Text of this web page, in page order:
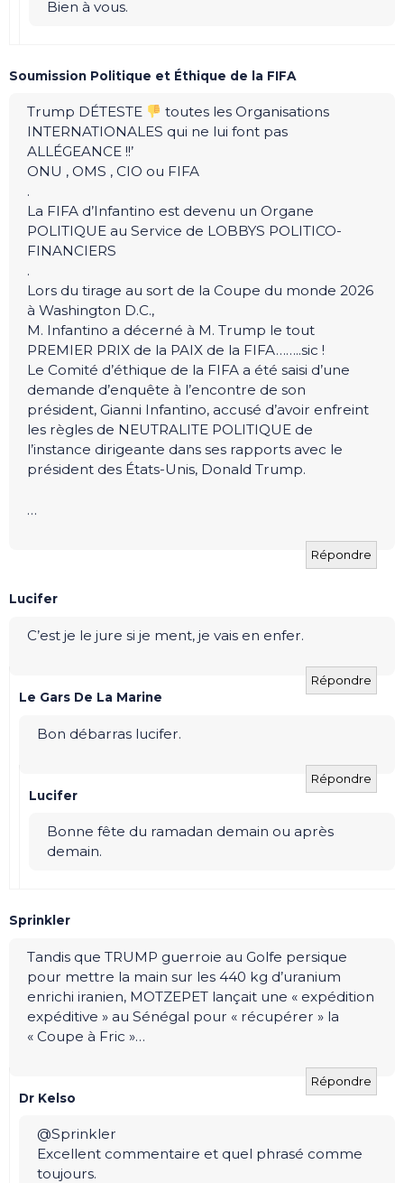
Bien à vous.
Soumission Politique et Éthique de la FIFA
Trump DÉTESTE
toutes les Organisations
INTERNATIONALES qui ne lui font pas
ALLÉGEANCE !!’
ONU , OMS , CIO ou FIFA
.
La FIFA d’Infantino est devenu un Organe
POLITIQUE au Service de LOBBYS POLITICO-
FINANCIERS
.
Lors du tirage au sort de la Coupe du monde 2026
à Washington D.C.,
M. Infantino a décerné à M. Trump le tout
PREMIER PRIX de la PAIX de la FIFA……..sic !
Le Comité d’éthique de la FIFA a été saisi d’une
demande d’enquête à l’encontre de son
président, Gianni Infantino, accusé d’avoir enfreint
les règles de NEUTRALITE POLITIQUE de
l’instance dirigeante dans ses rapports avec le
président des États-Unis, Donald Trump.
…
Répondre
Lucifer
C’est je le jure si je ment, je vais en enfer.
Répondre
Le Gars De La Marine
Bon débarras lucifer.
Répondre
Lucifer
Bonne fête du ramadan demain ou après
demain.
Sprinkler
Tandis que TRUMP guerroie au Golfe persique
pour mettre la main sur les 440 kg d’uranium
enrichi iranien, MOTZEPET lançait une « expédition
expéditive » au Sénégal pour « récupérer » la
« Coupe à Fric »…
Répondre
Dr Kelso
@Sprinkler
Excellent commentaire et quel phrasé comme
toujours.